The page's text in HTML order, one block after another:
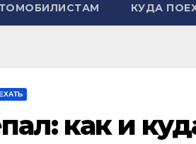
КУДА
как и